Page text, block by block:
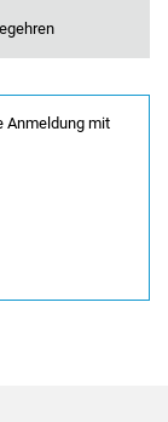
Anmeldung mit